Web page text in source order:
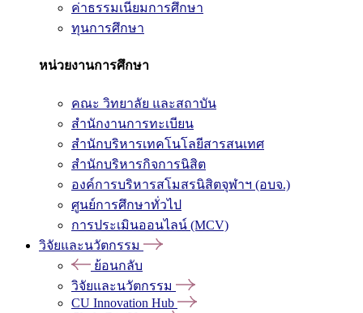
ค่าธรรมเนียมการศึกษา
ทุนการศึกษา
หน่วยงานการศึกษา
คณะ วิทยาลัย และสถาบัน
สำนักงานการทะเบียน
สำนักบริหารเทคโนโลยีสารสนเทศ
สำนักบริหารกิจการนิสิต
องค์การบริหารสโมสรนิสิตจุฬาฯ (อบจ.)
ศูนย์การศึกษาทั่วไป
การประเมินออนไลน์ (MCV)
วิจัยและนวัตกรรม
ย้อนกลับ
วิจัยและนวัตกรรม
CU Innovation Hub